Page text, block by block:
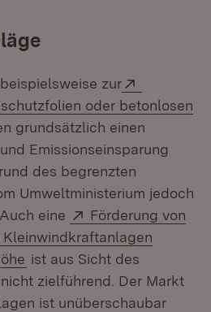
zur
oder betonlosen
in neuem Fenster)
grundsätzlich einen
Emissionseinsparung
des begrenzten
Umweltministerium jedoch
eine
Extern:
Förderung von
(Öffnet in neuem Fenster)
ist aus Sicht des
zielführend. Der Markt
ist unüberschaubar